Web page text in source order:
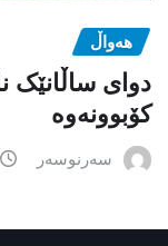
هەواڵ
دوای ساڵانێک
کۆبوونەوە
سەرنوسەر